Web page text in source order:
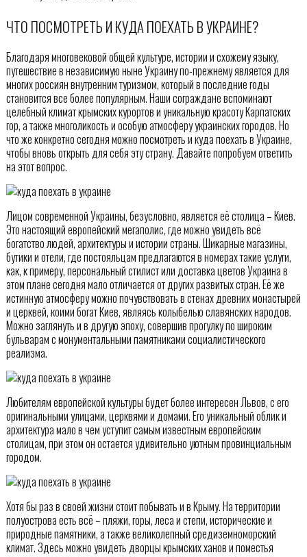
ЧТО ПОСМОТРЕТЬ И КУДА ПОЕХАТЬ В УКРАИНЕ?
Благодаря многовековой общей культуре, истории и схожему языку,
путешествие в независимую ныне Украину по-прежнему является для
многих россиян внутренним туризмом, который в последние годы
становится все более популярным. Наши сограждане вспоминают
целебный климат крымских курортов и уникальную красоту Карпатских
гор, а также многоликость и особую атмосферу украинских городов. Но
что же конкретно сегодня можно посмотреть и куда поехать в Украине,
чтобы вновь открыть для себя эту страну. Давайте попробуем ответить
на этот вопрос.
Лицом современной Украины, безусловно, является её столица – Киев.
Это настоящий европейский мегаполис, где можно увидеть всё
богатство людей, архитектуры и истории страны. Шикарные магазины,
бутики и отели, где постояльцам предлагаются в номерах такие услуги,
как, к примеру, персональный стилист или доставка цветов Украина в
этом плане сегодня мало отличается от других развитых стран. Её же
истинную атмосферу можно почувствовать в стенах древних монастырей
и церквей, коими богат Киев, являясь колыбелью славянских народов.
Можно заглянуть и в другую эпоху, совершив прогулку по широким
бульварам с монументальными памятниками социалистического
реализма.
Любителям европейской культуры будет более интересен Львов, с его
оригинальными улицами, церквями и домами. Его уникальный облик и
архитектура мало в чем уступит самым известным европейским
столицам, при этом он остается удивительно уютным провинциальным
городом.
Хотя бы раз в своей жизни стоит побывать и в Крыму. На территории
полуострова есть всё – пляжи, горы, леса и степи, исторические и
природные памятники, а также великолепный средиземноморский
климат. Здесь можно увидеть дворцы крымских ханов и поместья